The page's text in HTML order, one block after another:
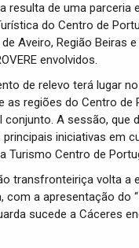
resulta de uma parceria
do Centro de
Aveiro, Região Beiras
envolvidos.
de relevo terá lugar
as regiões do Centro de
conjunto. A sessão, que
iniciativas em
Turismo Centro de
transfronteiriça volta a
com a apresentação do
sucede a Cáceres